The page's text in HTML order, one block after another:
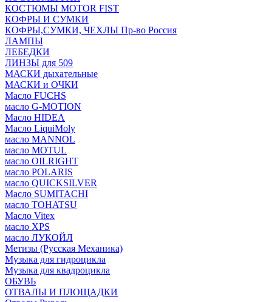
КОСТЮМЫ MOTOR FIST
КОФРЫ И СУМКИ
КОФРЫ,СУМКИ, ЧЕХЛЫ Пр-во Россия
ЛАМПЫ
ЛЕБЕДКИ
ЛИНЗЫ для 509
МАСКИ дыхательные
МАСКИ и ОЧКИ
Масло FUCHS
масло G-MOTION
Масло HIDEA
Масло LiquiMoly
масло MANNOL
масло MOTUL
масло OILRIGHT
масло POLARIS
масло QUICKSILVER
Масло SUMITACHI
масло TOHATSU
Масло Vitex
масло XPS
масло ЛУКОЙЛ
Метизы (Русская Механика)
Музыка для гидроцикла
Музыка для квадроцикла
ОБУВЬ
ОТВАЛЫ И ПЛОЩАДКИ